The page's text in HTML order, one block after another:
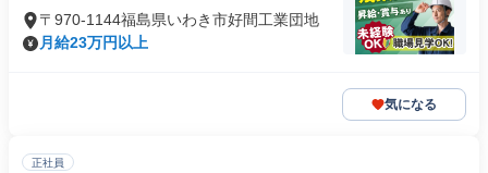
〒970-1144福島県いわき市好間工業団地
月給23万円以上
気になる
正社員